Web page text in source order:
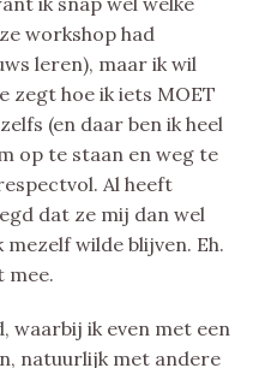
workshop had
leren), maar ik wil
zegt hoe ik iets MOET
(en daar ben ik heel
op te staan en weg te
Al heeft
dat ze mij dan wel
wilde blijven. Eh.
mee.
waarbij ik even met een
natuurlijk met andere